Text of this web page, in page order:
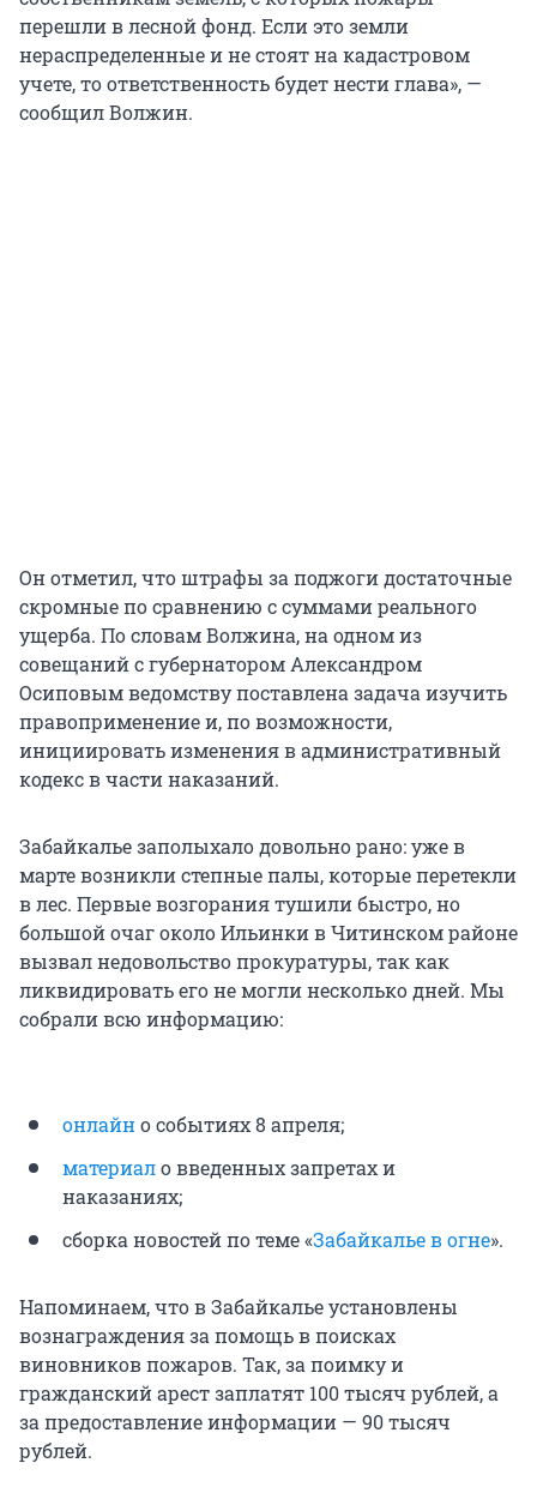
перешли в лесной фонд. Если это земли
нераспределенные и не стоят на кадастровом
учете, то ответственность будет нести глава», —
сообщил Волжин.
Он отметил, что штрафы за поджоги достаточные
скромные по сравнению с суммами реального
ущерба. По словам Волжина, на одном из
совещаний с губернатором Александром
Осиповым ведомству поставлена задача изучить
правоприменение и, по возможности,
инициировать изменения в административный
кодекс в части наказаний.
Забайкалье заполыхало довольно рано: уже в
марте возникли степные палы, которые перетекли
в лес. Первые возгорания тушили быстро, но
большой очаг около Ильинки в Читинском районе
вызвал недовольство прокуратуры, так как
ликвидировать его не могли несколько дней. Мы
собрали всю информацию:
онлайно событиях 8 апреля;
материало введенных запретах и
наказаниях;
сборка новостей по теме «Забайкалье в огне».
Напоминаем, что в Забайкалье установлены
вознаграждения за помощь в поисках
виновников пожаров. Так, за поимку и
гражданский арест заплатят 100 тысяч рублей, а
за предоставление информации — 90 тысяч
рублей.